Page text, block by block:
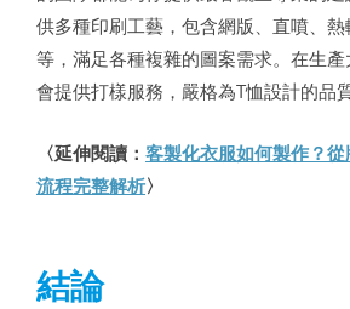
供多種印刷工藝，包含網版、直噴、
等，滿足各種複雜的圖案需求。在生
會提供打樣服務，嚴格為T恤設計的品質
〈延伸閱讀： 客製化衣服如何製作？
流程完整解析〉
結論